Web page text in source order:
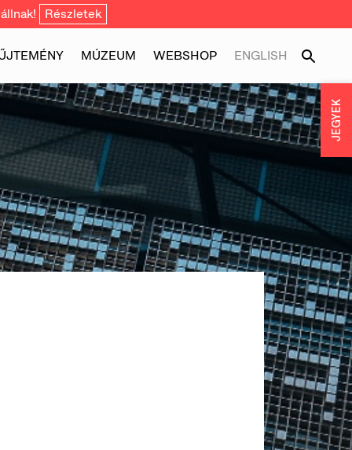
Részletek
MÚZEUM WEBSHOP ENGLISH
JEGYEK